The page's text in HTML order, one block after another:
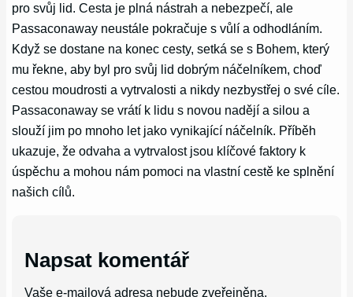
pro svůj lid. Cesta je plná nástrah a nebezpečí, ale
Passaconaway neustále pokračuje s vůlí a odhodláním.
Když se dostane na konec cesty, setká se s Bohem, který
mu řekne, aby byl pro svůj lid dobrým náčelníkem, choď
cestou moudrosti a vytrvalosti a nikdy nezbystřej o své cíle.
Passaconaway se vrátí k lidu s novou nadějí a silou a
slouží jim po mnoho let jako vynikající náčelník. Příběh
ukazuje, že odvaha a vytrvalost jsou klíčové faktory k
úspěchu a mohou nám pomoci na vlastní cestě ke splnění
našich cílů.
Napsat komentář
Vaše e-mailová adresa nebude zveřejněna.